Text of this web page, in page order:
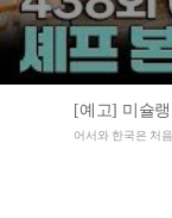
[예고] 미슐
어서와 한국은 처음